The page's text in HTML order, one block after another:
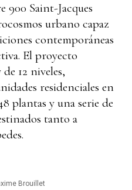
900 Saint-Jacques
urbano capaz
contemporáneas
El proyecto
12 niveles,
residenciales en
plantas y una serie de
tanto a
Brouillet